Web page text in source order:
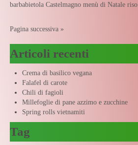
barbabietola Castelmagno menù di Natale riso
Pagina successiva »
Articoli recenti
Crema di basilico vegana
Falafel di carote
Chili di fagioli
Millefoglie di pane azzimo e zucchine
Spring rolls vietnamiti
Tag